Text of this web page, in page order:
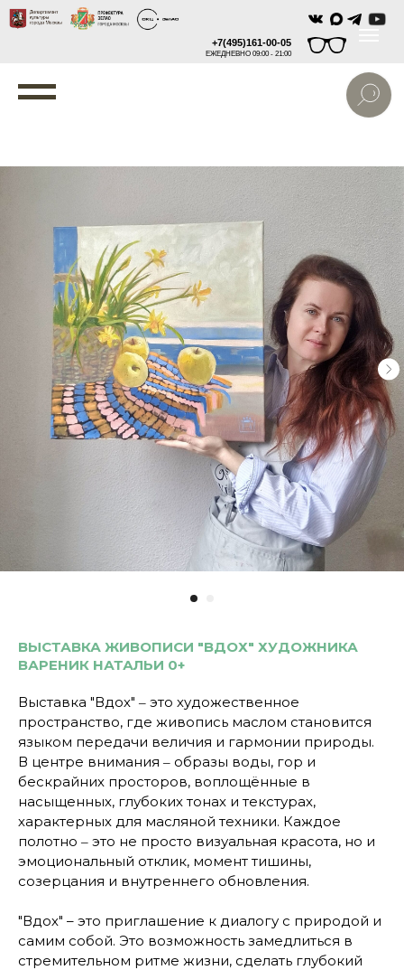
+7(495)161-00-05
ЕЖЕДНЕВНО 09:00 - 21:00
ВЫСТАВКА ЖИВОПИСИ "ВДОХ" ХУДОЖНИКА
ВАРЕНИК НАТАЛЬИ 0+
Выставка "Вдох" ‒ это художественное
пространство, где живопись маслом становится
языком передачи величия и гармонии природы.
В центре внимания ‒ образы воды, гор и
бескрайних просторов, воплощённые в
насыщенных, глубоких тонах и текстурах,
характерных для масляной техники. Каждое
полотно ‒ это не просто визуальная красота, но и
эмоциональный отклик, момент тишины,
созерцания и внутреннего обновления.
"Вдох" – это приглашение к диалогу с природой и
самим собой. Это возможность замедлиться в
стремительном ритме жизни, сделать глубокий